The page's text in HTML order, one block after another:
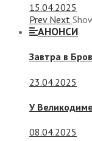
15.04.2025
Prev Next
АНОНСИ
Завтра в
23.04.2025
У
08.04.2025